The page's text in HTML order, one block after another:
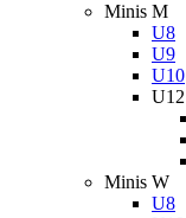
Minis M
U8
U9
U10
U12
Minis W
U8